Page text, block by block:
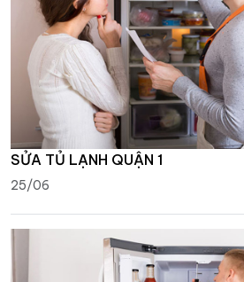
SỬA TỦ LẠNH QUẬN 1
25/06